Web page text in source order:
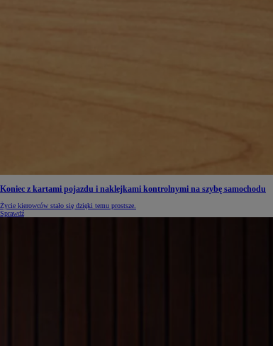
Koniec z kartami pojazdu i naklejkami kontrolnymi na szybę samochodu
Życie kierowców stało się dzięki temu prostsze.
Sprawdź